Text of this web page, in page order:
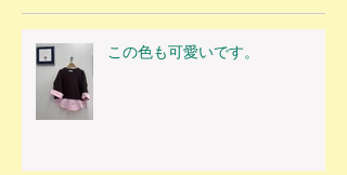
この色も可愛いです。